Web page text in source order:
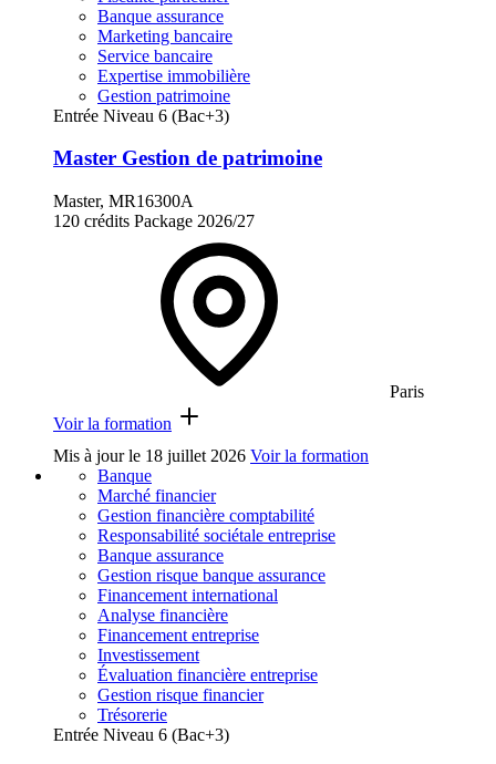
Banque assurance
Marketing bancaire
Service bancaire
Expertise immobilière
Gestion patrimoine
Entrée Niveau 6 (Bac+3)
Master Gestion de patrimoine
Master, MR16300A
120 crédits Package 2026/27
Paris
Voir la formation
Mis à jour le 18 juillet 2026 Voir la formation
Banque
Marché financier
Gestion financière comptabilité
Responsabilité sociétale entreprise
Banque assurance
Gestion risque banque assurance
Financement international
Analyse financière
Financement entreprise
Investissement
Évaluation financière entreprise
Gestion risque financier
Trésorerie
Entrée Niveau 6 (Bac+3)